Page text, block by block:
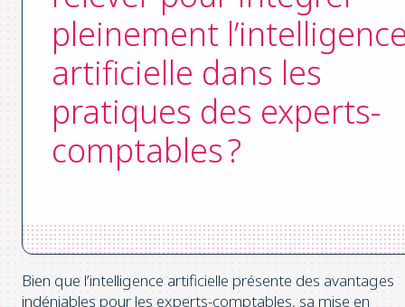
pleinement
artificielle dans les
pratiques des experts-
comptables ?
Bien que l’intelligence artificielle présente des avantages
indéniables pour les experts-comptables, sa mise en